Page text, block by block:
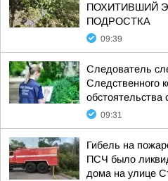
ПОХИТИВШИЙ
ПОДРОСТКА
09:39
Следователь
Следственного
09:31
Гибель на
ПСЧ было
дома на улице